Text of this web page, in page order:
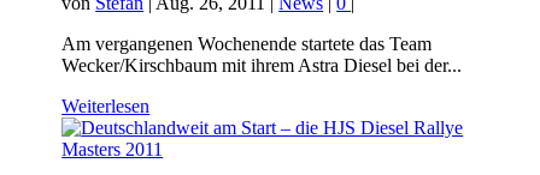
Am vergangenen Wochenende startete das Team
Wecker/Kirschbaum mit ihrem Astra Diesel bei der...
Weiterlesen